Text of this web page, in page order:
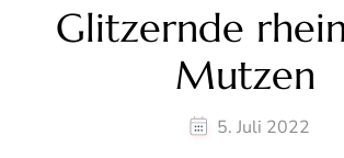
Glitzernde
Mutzen
5. Juli 2022